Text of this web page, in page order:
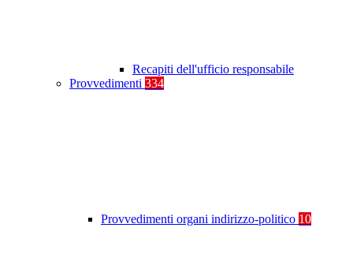
Recapiti dell'ufficio responsabile
Provvedimenti 334
Provvedimenti organi indirizzo-politico 10